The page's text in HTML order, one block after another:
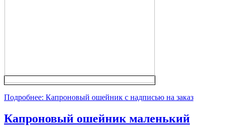
Подробнее: Капроновый ошейник с надписью на заказ
Капроновый ошейник маленький